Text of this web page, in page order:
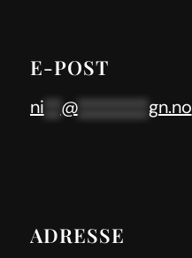
E-POST
ni @******** gn.no
ADRESSE